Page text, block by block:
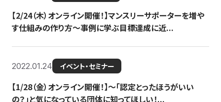
【2/24（木）オンライン開催！】マンスリーサポーターを増や
す仕組みの作り方〜事例に学ぶ目標達成に近...
2022.01.24 イベント・セミナー
【1/28（金）オンライン開催！】〜「認定とったほうがいい
の？」と気になっている団体に知ってほしい！...